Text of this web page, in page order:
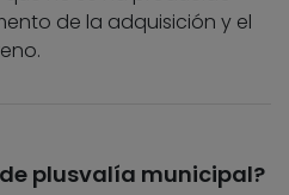
de la adquisición y el
plusvalía municipal?